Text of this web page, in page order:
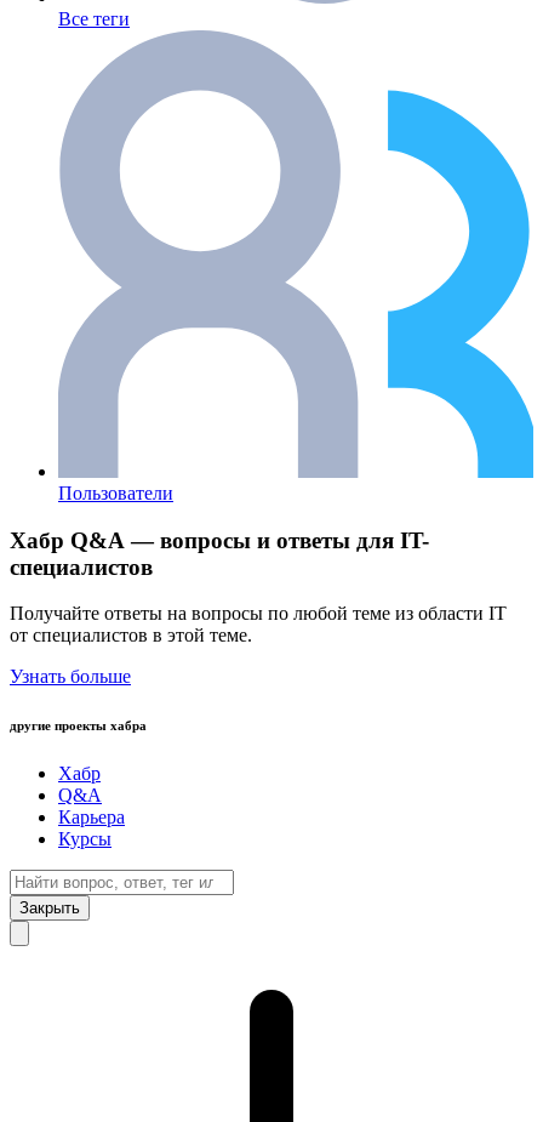
Все теги
Пользователи
Хабр Q&A — вопросы и ответы для IT-
специалистов
Получайте ответы на вопросы по любой теме из области IT
от специалистов в этой теме.
Узнать больше
другие проекты хабра
Хабр
Q&A
Карьера
Курсы
Закрыть